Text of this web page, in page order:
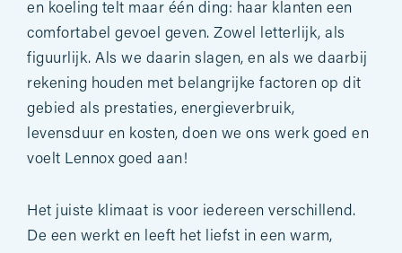
en koeling telt maar één ding: haar klanten een
comfortabel gevoel geven. Zowel letterlijk, als
figuurlijk. Als we daarin slagen, en als we daarbij
rekening houden met belangrijke factoren op dit
gebied als prestaties, energieverbruik,
levensduur en kosten, doen we ons werk goed en
voelt Lennox goed aan!
Het juiste klimaat is voor iedereen verschillend.
De een werkt en leeft het liefst in een warm,